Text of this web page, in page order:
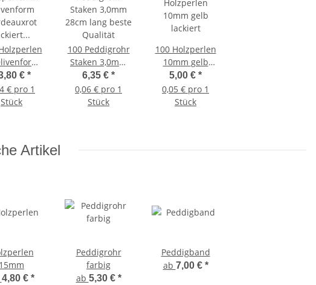
20mm
€ *
€ pro 1
Stück
100 Peddigrohr
Staken 3,0mm
28cm lang beste
Qualität
6,35 € *
0,06 € pro 1
Stück
100 Holzperlen
10mm gelb
lackiert
5,00 € *
0,05 € pro 1
Stück
Artikel
15mm
4,80 € *
Peddigrohr
farbig
ab 5,30 € *
Peddigband
ab 7,00 € *